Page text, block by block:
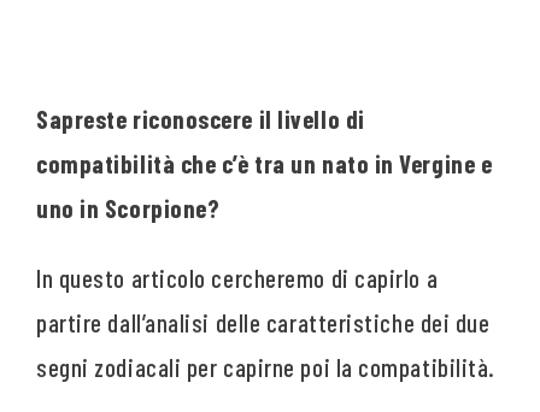
Sapreste riconoscere il livello di
compatibilità che c’è tra un nato in Vergine e
uno in Scorpione?
In questo articolo cercheremo di capirlo a
partire dall’analisi delle caratteristiche dei due
segni zodiacali per capirne poi la compatibilità.